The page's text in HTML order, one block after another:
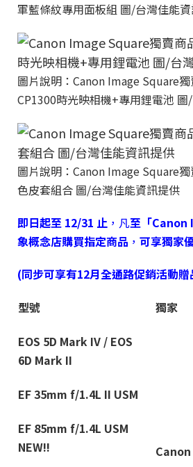
軍藍條紋專用面板組 圖/台灣佳能
圖片說明：Canon Image Square獨
CP1300時光映相機+專用鋰電池
圖片說明：Canon Image Square
色皮套組合 圖/台灣佳能資訊提供
即日起至 12/31 止 ，凡至「Canon
象概念店購買指定商品 ， 可享獨家
(同步可享有12月全通路促銷活動贈
型號
獨家
EOS 5D Mark IV / EOS
6D Mark II
Canon
EF 35mm f/1.4L II USM
EF 85mm f/1.4L USM
NEW!!